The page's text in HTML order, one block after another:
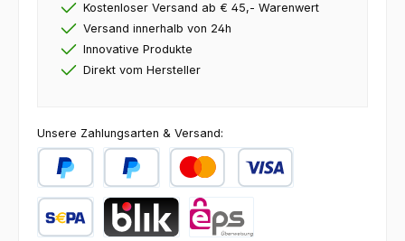
Kostenloser Versand ab € 45,- Warenwert
Versand innerhalb von 24h
Innovative Produkte
Direkt vom Hersteller
Unsere Zahlungsarten & Versand:
PayPal Später BezahlenKredit- oder Debitkarte